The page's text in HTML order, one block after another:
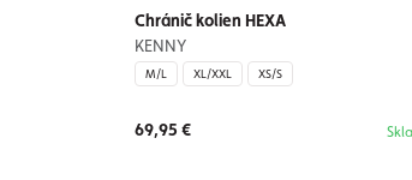
Chránič kolien HEXA
KENNY
M/L XL/XXL XS/S
69,95 €